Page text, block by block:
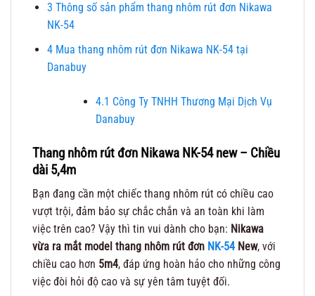
3 Thông số sản phẩm thang nhôm rút đơn Nikawa
NK-54
4Mua thang nhôm rút đơn Nikawa NK-54 tại
Danabuy
4.1 Công Ty TNHH Thương Mại Dịch Vụ
Danabuy
Thang nhôm rút đơn Nikawa NK-54 new – Chiều
dài 5,4m
Bạn đang cần một chiếc thang nhôm rút có chiều cao
vượt trội, đảm bảo sự chắc chắn và an toàn khi làm
việc trên cao? Vậy thì tin vui dành cho bạn: Nikawa
vừa ra mắt model thang nhôm rút đơn NK-54 New, với
chiều cao hơn 5m4, đáp ứng hoàn hảo cho những công
việc đòi hỏi độ cao và sự yên tâm tuyệt đối.